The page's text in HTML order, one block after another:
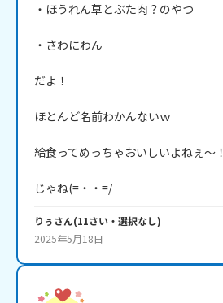
・ほうれん草とぶた肉？のやつ
・さわにわん
だよ！
ほとんど名前わかんないｗ
給食ってめっちゃおいしいよねぇ～！
じゃね(=・・=/
りぅさん(11さい・ 選択なし)
2025年5月18日